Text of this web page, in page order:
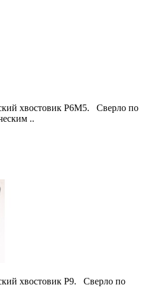
хвостовик Р6М5. Сверло по
..
хвостовик Р9. Сверло по